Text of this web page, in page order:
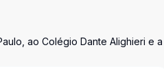
ao Colégio Dante Alighieri e a